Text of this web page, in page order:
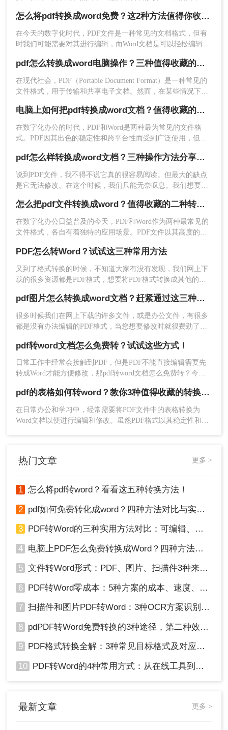
4、转换成功，点击打开即可查看。
在线转换工具无需安装任何软件，只需在浏览器中
上传PDF文件即可进行转换。这些工具通常提供免
转换质量的限制。
推荐工具：
转转大师在线转换工具
操作步骤：
2、上传PDF文件。
击开始转换。
以继续添加哦。
五、注意事项
在进行转换之前，请确保PDF文件没有受到加
密或权限限制，否则可能无法进行转换。
转换后的Word文档可能需要进行一定的格式调
件，转换效果可能不尽如人意。在这种情况
下，您可以考虑使用OCR（光学字符识别）技
PDF文件转换为Word文档成为了一个常见的需求。那么文件pdf
转word怎么转呢？本文将详细介绍几种PDF转Word的高效转换
方法，帮助您轻松应对这一挑战。
怎么将pdf转换成word免费？这2种方法值得你收藏！
在今天的数字化时代，PDF文件是一种常见的文档格式，但有
时我们可能需要对其进行编辑，而Word文档是可以轻松编辑的
将向大家介绍两种免费的方法，让你轻松将PDF转换为Word。
pdf怎么转换成word电脑操作？三种值得收藏的方法介绍！
在现代社会，PDF（Portable Document Format）是一种常见的
文件格式，用于传输和共享电子文档。然而，在某些情况下，
和修改。本文将为您提供一些简单而有效的方法来实现这一目
标。无论您是初学者还是有一定计算机操作经验，您都可以轻
松完成这些操作。
电脑上如何把pdf转换成word文档？值得收藏的四种转换方法！
在数字化办公的时代，PDF和Word是两种最为常见的文件格
式。PDF因其出色的稳定性和跨平台性而受到广泛使用，但在
进行编辑、修改或重新排版。那么电脑上如何把pdf转换成word
文档呢？本文将为您介绍三种在电脑上将PDF转换成Word文档
的实用方法，帮助您轻松应对不同场景下的文件格式转换需
求。
pdf怎么样转换成word文档？三种操作方法分享给你！
说到PDF文件，我不得不说它真的很容易阅读。但最大的缺点
是它无法修改。在这个时候，我们只能无奈叹息。我们想要将
实现它。比如说pdf怎么样转换成word文档。那么问题来了，怎
么pdf转word呢？方法如下，快来Mark吧！
怎么把pdf文件转换成word？值得收藏的二种转换方法！
在数字化办公日益普及的今天，PDF和Word作为两种最常见的
文件格式，各自有着独特的应用场景。PDF文件以其高度的兼
而Word文档则以其强大的编辑和排版功能，在办公文档制作领
域发挥着不可或缺的作用。因此，将PDF文件转换为Word文
档，以满足不同的办公需求，成为了许多职场人士的必备技
能。
PDF怎么转Word？试试这三种常用方法
又到了格式转换的时候，不知道大家有没有发现，我们网上下
载的很多资源都是PDF格式，想要将PDF格式转换成其他的格
PDF文档转Word文档这个问题，一起来看看吧。
pdf图片怎么转换成word文档？赶紧通过这三种方法转换！
很多时候我们在网上下载的许多文件，或是办公文件，有很多
都是没有办法编辑的PDF格式，当您想要修改时就很费劲了。
小编分享pdf图片怎么转换成word文档！
pdf转word文档怎么免费转？试试这些方式！
日常工作中经常会接触到PDF，但是PDF不能直接编辑需要先
转成Word才能方便修改，那pdf转word文档怎么免费转？今天
藏！
pdf的表格如何转word？教你3种值得收藏的转换方法!
在日常办公和学习中，经常需要将PDF文件中的表格转换为
Word文档以便进行编辑和修改。虽然PDF格式以其稳定性和不
热门文章 更多 >
1 怎么将pdf转word？看看这五种转换方法！
2 pdf如何免费转化成word？四种方法对比与实操指南（附详细表格）
3 PDF转Word的三种实用方法对比：可编辑、保格式、避风险！
4 电脑上PDF怎么免费转换成Word？四种方法对比与实操指南（附详细表格）!
5 文件转Word形式：PDF、图片、扫描件3种来源分别怎么处理！
6 PDF转Word零成本：5种方案的成本、速度、精度对比！
7 扫描件和图片PDF转Word：3种OCR方案识别率实测！
8 pdPDF转Word免费转换的3种途径，第二种效率最高！
9 PDF格式转换全解：3种常见目标格式及对应操作方法！
10 PDF转Word的4种常用方式：从在线工具到桌面软件全梳理！
最新文章 更多 >